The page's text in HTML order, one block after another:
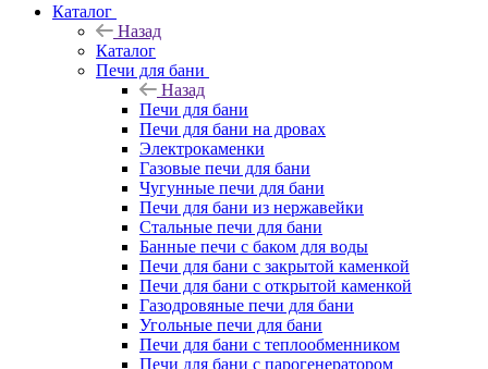
Каталог
Назад
Каталог
Печи для бани
Назад
Печи для бани
Печи для бани на дровах
Электрокаменки
Газовые печи для бани
Чугунные печи для бани
Печи для бани из нержавейки
Стальные печи для бани
Банные печи с баком для воды
Печи для бани с закрытой каменкой
Печи для бани с открытой каменкой
Газодровяные печи для бани
Угольные печи для бани
Печи для бани с теплообменником
Печи для бани с парогенератором